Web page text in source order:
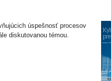
úspešnosť procesov
diskutovanou témou.